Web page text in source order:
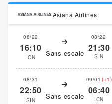
Asiana Airlines
08/22
16:10
ICN Sans escale
08/22
21:30
SIN
08/31
22:50
SIN Sans escale
09/01 (+1)
06:40
ICN